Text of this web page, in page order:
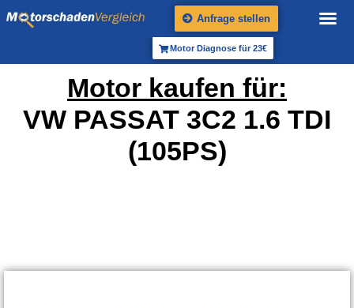
Anfrage stellen
Motor Diagnose für 23€
Motor kaufen für:
VW PASSAT 3C2 1.6 TDI
(105PS)